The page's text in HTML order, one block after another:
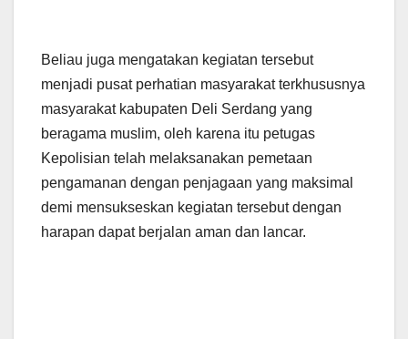
Beliau juga mengatakan kegiatan tersebut
menjadi pusat perhatian masyarakat terkhususnya
masyarakat kabupaten Deli Serdang yang
beragama muslim, oleh karena itu petugas
Kepolisian telah melaksanakan pemetaan
pengamanan dengan penjagaan yang maksimal
demi mensukseskan kegiatan tersebut dengan
harapan dapat berjalan aman dan lancar.